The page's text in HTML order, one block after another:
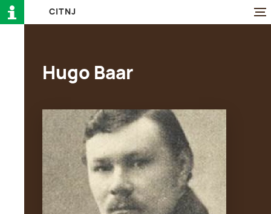
CI TN J
Hugo Baar